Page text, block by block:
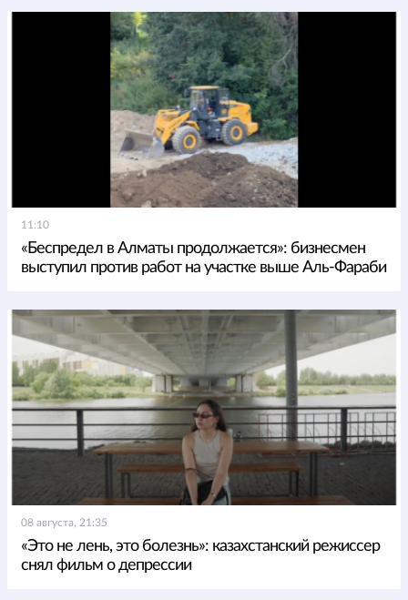
11:10
«Беспредел в Алматы продолжается»: бизнесмен
выступил против работ на участке выше Аль-Фараби
08 августа, 21:35
«Это не лень, это болезнь»: казахстанский режиссер
снял фильм о депрессии